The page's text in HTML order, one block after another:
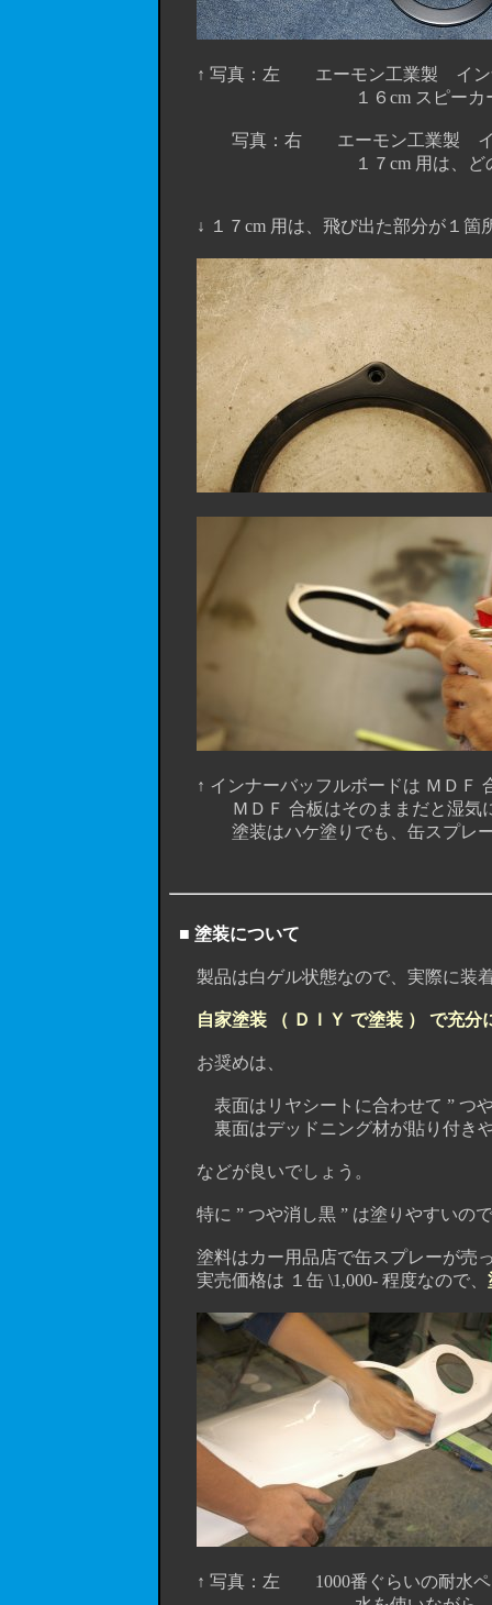
↑ 写真：左 エーモン工業製 インナ
１６cm スピーカーを使う時
写真：右 エーモン工業製 インナ
１７cm 用は、どのメーカー用
↓ １７cm 用は、飛び出た部分が１箇
↑ インナーバッフルボードは ＭＤＦ
ＭＤＦ 合板はそのままだと湿気に
塗装はハケ塗りでも、缶スプレー
■ 塗装について
製品は白ゲル状態なので、実際に装
自家塗装 （ ＤＩＹ で塗装 ） で充
お奨めは、
表面はリヤシートに合わせて ” つや
裏面はデッドニング材が貼り付きや
などが良いでしょう。
特に ” つや消し黒 ” は塗りやすいので
塗料はカー用品店で缶スプレーが売
実売価格は １缶 \1,000- 程度なので、
↑ 写真：左 1000番ぐらいの耐水ペー